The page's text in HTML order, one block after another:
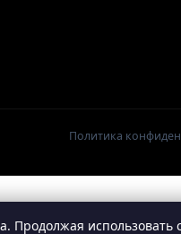
Политика
использовать